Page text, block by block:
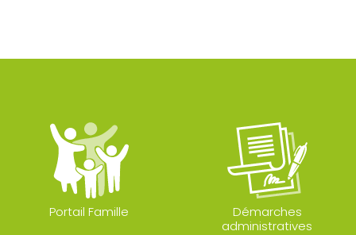
Portail Famille
Démarches
administratives